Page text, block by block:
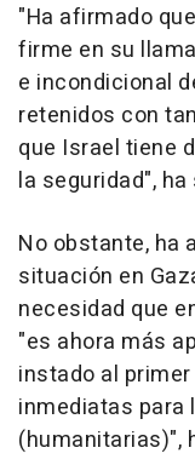
"Ha afirmado
firme en su
e incondicional
retenidos con
que Israel tiene
la seguridad",
No obstante, ha
situación en
necesidad que
"es ahora más
instado al
inmediatas
(humanitarias)",